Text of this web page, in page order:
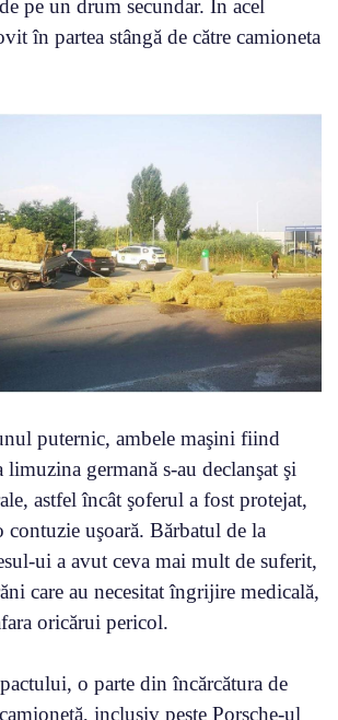
pe un drum secundar. În acel
în partea stângă de către camioneta
puternic, ambele maşini fiind
limuzina germană s-au declanşat şi
astfel încât şoferul a fost protejat,
contuzie uşoară. Bărbatul de la
ui a avut ceva mai mult de suferit,
care au necesitat îngrijire medicală,
oricărui pericol.
o parte din încărcătura de
inclusiv peste Porsche-ul